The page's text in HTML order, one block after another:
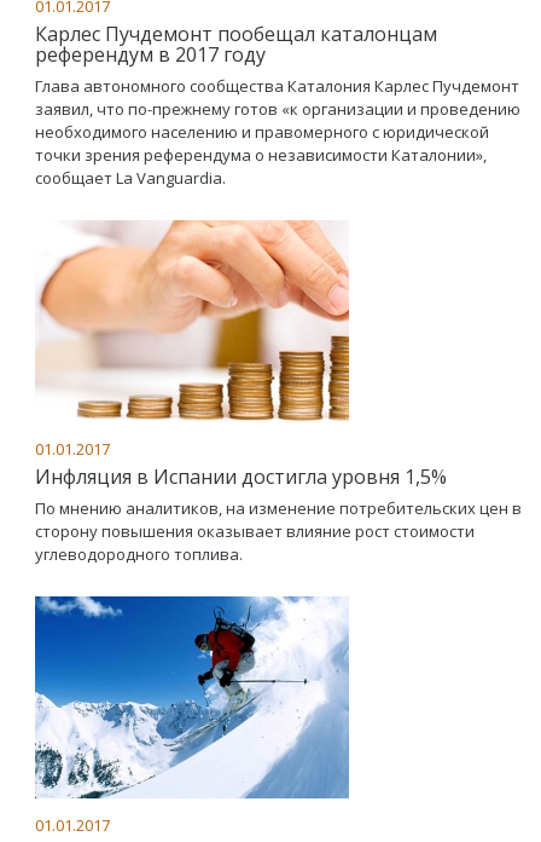
01.01.2017
Карлес Пучдемонт пообещал каталонцам
референдум в 2017 году
Глава автономного сообщества Каталония Карлес Пучдемонт
заявил, что по-прежнему готов «к организации и проведению
необходимого населению и правомерного с юридической
точки зрения референдума о независимости Каталонии»,
сообщает La Vanguardia.
01.01.2017
Инфляция в Испании достигла уровня 1,5%
По мнению аналитиков, на изменение потребительских цен в
сторону повышения оказывает влияние рост стоимости
углеводородного топлива.
01.01.2017